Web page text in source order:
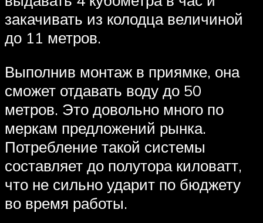
закачивать из колодца величиной
до 11 метров.
Выполнив монтаж в приямке, она
сможет отдавать воду до 50
метров. Это довольно много по
меркам предложений рынка.
Потребление такой системы
составляет до полутора киловатт,
что не сильно ударит по бюджету
во время работы.